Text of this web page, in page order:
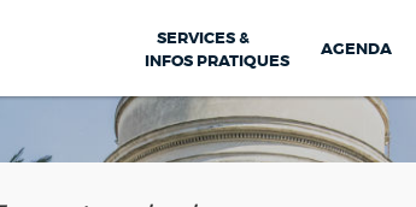
SERVICES &
INFOS PRATIQUES
AGENDA